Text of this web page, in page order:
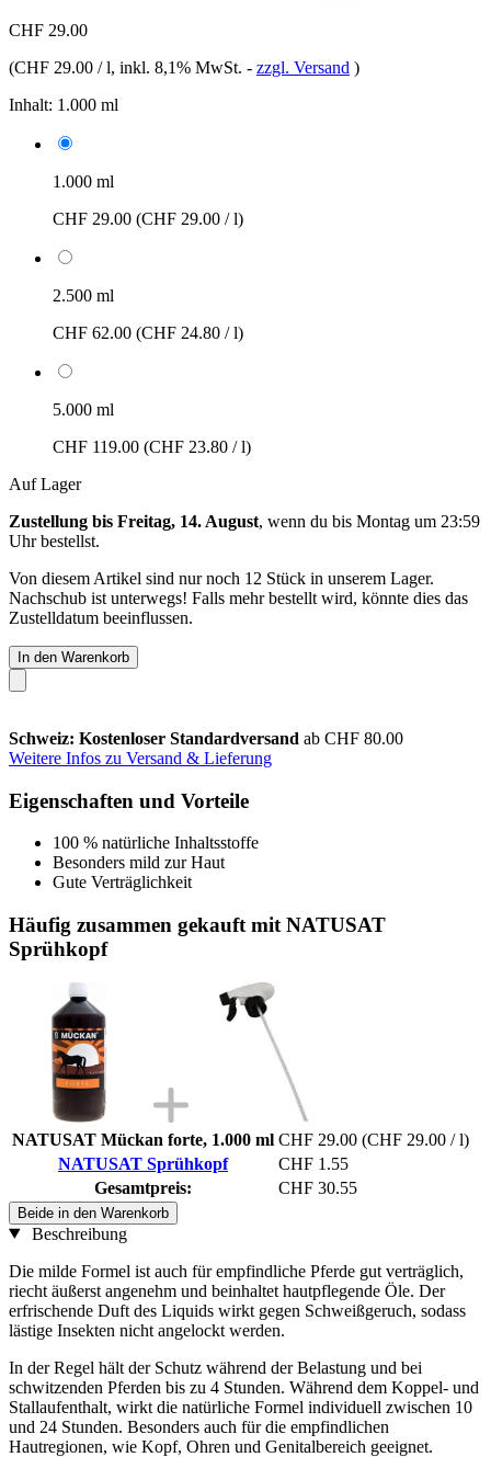
CHF 29.00
(CHF 29.00 / l, inkl. 8,1% MwSt. - zzgl. Versand )
Inhalt: 1.000 ml
1.000 ml
CHF 29.00 (CHF 29.00 / l)
2.500 ml
CHF 62.00 (CHF 24.80 / l)
5.000 ml
CHF 119.00 (CHF 23.80 / l)
Auf Lager
Zustellung bis Freitag, 14. August, wenn du bis Montag um 23:59
Uhrbestellst.
Von diesem Artikel sind nur noch 12 Stück in unserem Lager.
Nachschub ist unterwegs! Falls mehr bestellt wird, könnte dies das
Zustelldatum beeinflussen.
In den Warenkorb
Schweiz: Kostenloser Standardversand ab CHF 80.00
Weitere Infos zu Versand & Lieferung
Eigenschaften und Vorteile
100 % natürliche Inhaltsstoffe
Besonders mild zur Haut
Gute Verträglichkeit
Häufig zusammen gekauft mit NATUSAT
Sprühkopf
NATUSAT Mückan forte, 1.000 ml CHF 29.00 (CHF 29.00 / l)
NATUSAT Sprühkopf
CHF 1.55
Gesamtpreis:
CHF 30.55
Beide in den Warenkorb
Beschreibung
Die milde Formel ist auch für empfindliche Pferde gut verträglich,
riecht äußerst angenehm und beinhaltet hautpflegende Öle. Der
erfrischende Duft des Liquids wirkt gegen Schweißgeruch, sodass
lästige Insekten nicht angelockt werden.
In der Regel hält der Schutz während der Belastung und bei
schwitzenden Pferden bis zu 4 Stunden. Während dem Koppel- und
Stallaufenthalt, wirkt die natürliche Formel individuell zwischen 10
und 24 Stunden. Besonders auch für die empfindlichen
Hautregionen, wie Kopf, Ohren und Genitalbereich geeignet.